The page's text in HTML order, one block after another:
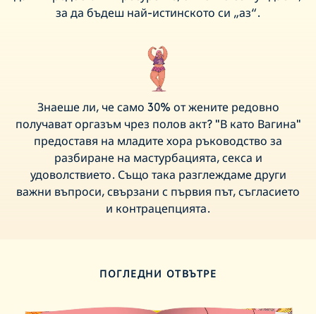
за да бъдеш най-истинското си „аз“.
Знаеше ли, че само 30% от жените редовно
получават оргазъм чрез полов акт? "В като Вагина"
предоставя на младите хора ръководство за
разбиране на мастурбацията, секса и
удоволствието. Също така разглеждаме други
важни въпроси, свързани с първия път, съгласието
и контрацепцията.
ПОГЛЕДНИ ОТВЪТРЕ